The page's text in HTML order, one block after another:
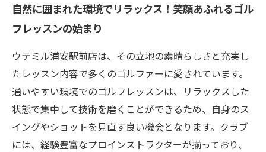
ら得た感動の瞬間
ゴルフ仲間が増える！レッスン後の交流とコミ
ュニティの魅力
ウテミル浦安駅前店でのレッスンを通じて新た
なゴルフライフを見つけよう
自然に囲まれた環境でリラックス！笑顔あふれるゴル
フレッスンの始まり
ウテミル浦安駅前店は、その立地の素晴らしさと充実し
たレッスン内容で多くのゴルファーに愛されています。
通いやすい環境でのゴルフレッスンは、リラックスした
状態で集中して技術を磨くことができるため、自身のス
イングやショットを見直す良い機会となります。クラブ
には、経験豊富なプロインストラクターが揃っており、